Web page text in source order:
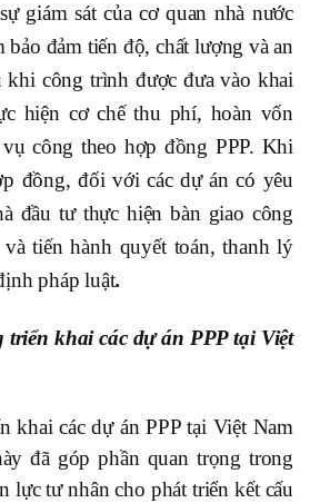
giám sát của cơ quan nhà nước
bảo đảm tiến độ, chất lượng và an
khi công trình được đưa vào khai
hiện cơ chế thu phí, hoàn vốn
công theo hợp đồng PPP. Khi
đồng, đối với các dự án có yêu
đầu tư thực hiện bàn giao công
tiến hành quyết toán, thanh lý
pháp luật.
khai các dự án PPP tại Việt
các dự án PPP tại Việt Nam
đã góp phần quan trọng trong
lực tư nhân cho phát triển kết cấu